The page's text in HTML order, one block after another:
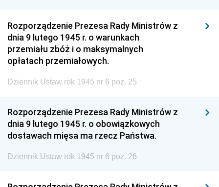
Rozporządzenie Prezesa Rady Ministrów z
dnia 9 lutego 1945 r. o warunkach
przemiału zbóż i o maksymalnych
opłatach przemiałowych.
Dziennik Ustaw rok 1945 nr 6 poz. 25
Rozporządzenie Prezesa Rady Ministrów z
dnia 9 lutego 1945 r. o obowiązkowych
dostawach mięsa ma rzecz Państwa.
Dziennik Ustaw rok 1945 nr 6 poz. 26